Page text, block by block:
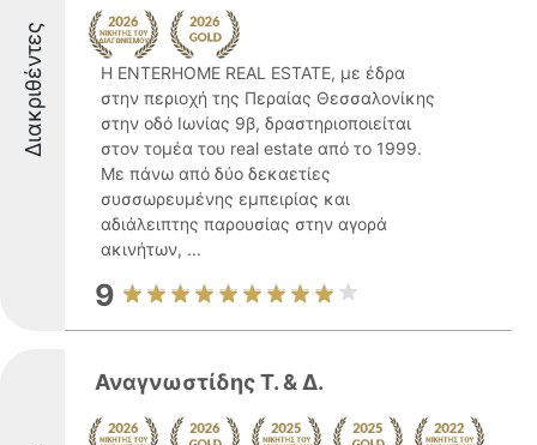
Διακριθέντες
Η ENTERHOME REAL ESTATE, με έδρα
στην περιοχή της Περαίας Θεσσαλονίκης
στην οδό Ιωνίας 9β, δραστηριοποιείται
στον τομέα του real estate από το 1999.
Με πάνω από δύο δεκαετίες
συσσωρευμένης εμπειρίας και
αδιάλειπτης παρουσίας στην αγορά
ακινήτων, ...
9
Αναγνωστίδης Τ. & Δ.